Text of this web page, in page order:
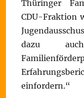
Thüringer
CDU-Fraktion
dazu
einfordern.“